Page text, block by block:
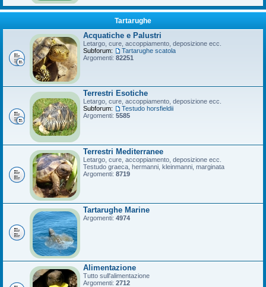
Tartarughe
Acquatiche e Palustri
Letargo, cure, accoppiamento, deposizione ecc.
Subforum:
Tartarughe scatola
Argomenti: 82251
Terrestri Esotiche
Letargo, cure, accoppiamento, deposizione ecc.
Subforum:
Testudo horsfieldii
Argomenti: 5585
Terrestri Mediterranee
Letargo, cure, accoppiamento, deposizione ecc.
Testudo graeca, hermanni, kleinmanni, marginata
Argomenti: 8719
Tartarughe Marine
Argomenti: 4974
Alimentazione
Tutto sull'alimentazione
Argomenti: 2712